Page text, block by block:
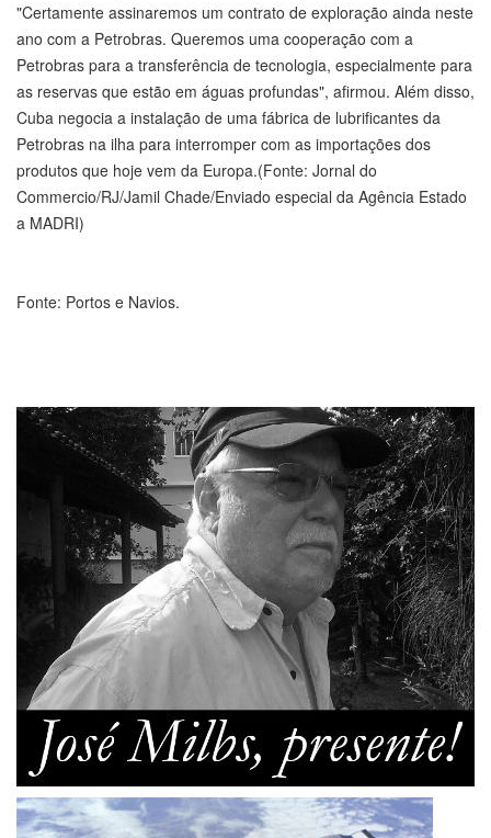
"Certamente assinaremos um contrato de exploração ainda neste
ano com a Petrobras. Queremos uma cooperação com a
Petrobras para a transferência de tecnologia, especialmente para
as reservas que estão em águas profundas", afirmou. Além disso,
Cuba negocia a instalação de uma fábrica de lubrificantes da
Petrobras na ilha para interromper com as importações dos
produtos que hoje vem da Europa.(Fonte: Jornal do
Commercio/RJ/Jamil Chade/Enviado especial da Agência Estado
a MADRI)
Fonte: Portos e Navios.